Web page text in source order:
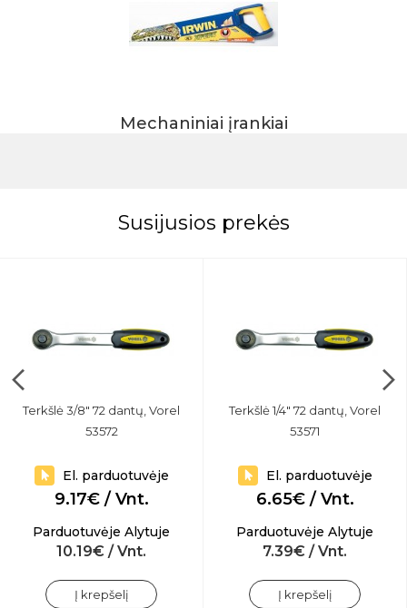
Mechaniniai įrankiai
Susijusios prekės
Terkšlė 3/8" 72 dantų, Vorel
53572
El. parduotuvėje
9.17€ / Vnt.
Parduotuvėje Alytuje
10.19€ / Vnt.
Į krepšelį
Terkšlė 1/4" 72 dantų, Vorel
53571
El. parduotuvėje
6.65€ / Vnt.
Parduotuvėje Alytuje
7.39€ / Vnt.
Į krepšelį